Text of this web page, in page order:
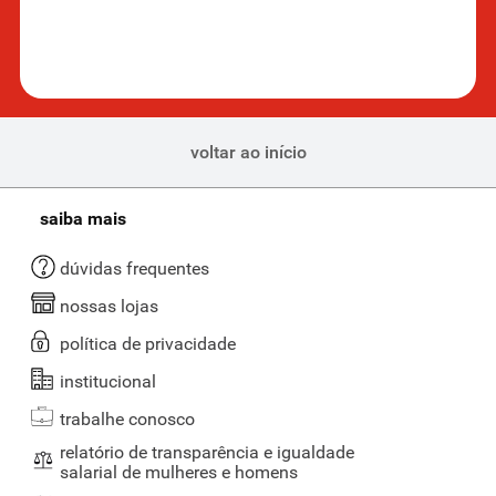
Aqui você pode encontrar opções de paçocas individuais, práticas e
ideais para levar na bolsa ou lancheira. Exemplos são os pacotes de
18 g da Paçoquita, que vêm em embalagens com 12 unidades. Ou
então, paçocas grandes, que são para quem não quer passar
paçoca, perfeita para dividir com a família ou amigos. Temos opções
como caixas com múltiplas unidades, que são ideais para festas,
Qual é a melhor paçoca para quem faz dieta?
A paçoca zero açúcar, como a da marca Haoma, é uma
escolha para quem busca reduzir o consumo de açúcar
mão do sabor.
As paçocas do Supernosso têm opções com
chocolate?
Sim, temos a deliciosa Paçoquita Chocoberta, que une o sabor
clássico da paçoca com uma camada irresistível de chocolate.
voltar ao início
saiba mais
dúvidas frequentes
nossas lojas
política de privacidade
institucional
trabalhe conosco
relatório de transparência e igualdade
salarial de mulheres e homens